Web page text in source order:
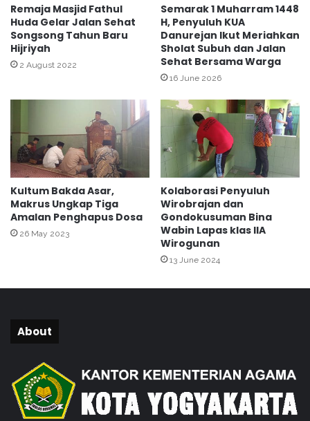
a
t
u
n
K
n
h
l
a
h
D
a
o
a
h
Remaja Masjid Fathul
Huda Gelar Jalan Sehat
Songsong Tahun Baru
Hijriyah
2 August 2022
Semarak 1 Muharram 1448
H, Penyuluh KUA
Danurejan Ikut Meriahkan
Sholat Subuh dan Jalan
Sehat Bersama Warga
16 June 2026
Kultum Bakda Asar,
Makrus Ungkap Tiga
Amalan Penghapus Dosa
26 May 2023
Kolaborasi Penyuluh
Wirobrajan dan
Gondokusuman Bina
Wabin Lapas klas IIA
Wirogunan
13 June 2024
About